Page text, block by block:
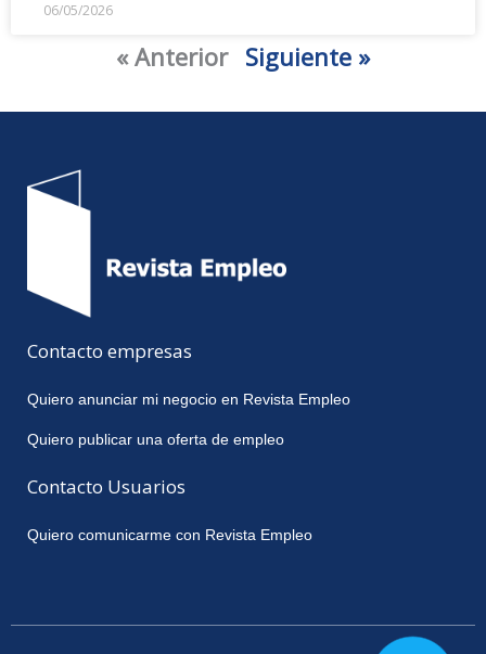
06/05/2026
« Anterior Siguiente »
Contacto empresas
Quiero anunciar mi negocio en Revista Empleo
Quiero publicar una oferta de empleo
Contacto Usuarios
Quiero comunicarme con Revista Empleo